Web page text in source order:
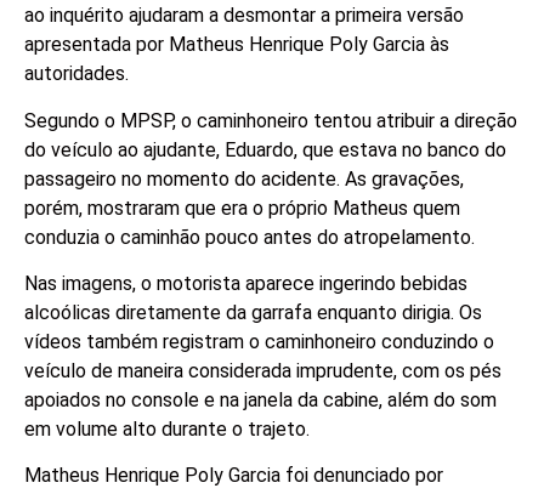
ao inquérito ajudaram a desmontar a primeira versão
apresentada por Matheus Henrique Poly Garcia às
autoridades.
Segundo o MPSP, o caminhoneiro tentou atribuir a direção
do veículo ao ajudante, Eduardo, que estava no banco do
passageiro no momento do acidente. As gravações,
porém, mostraram que era o próprio Matheus quem
conduzia o caminhão pouco antes do atropelamento.
Nas imagens, o motorista aparece ingerindo bebidas
alcoólicas diretamente da garrafa enquanto dirigia. Os
vídeos também registram o caminhoneiro conduzindo o
veículo de maneira considerada imprudente, com os pés
apoiados no console e na janela da cabine, além do som
em volume alto durante o trajeto.
Matheus Henrique Poly Garcia foi denunciado por